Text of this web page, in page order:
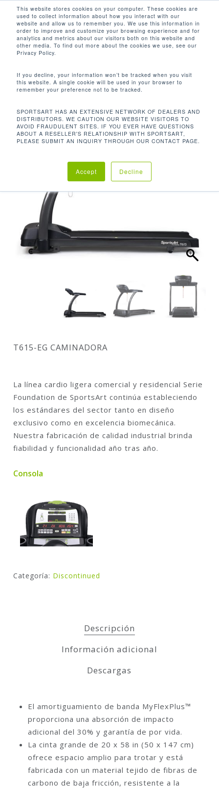
This website stores cookies on your computer. These cookies are
used to collect information about how you interact with our
website and allow us to remember you. We use this information in
order to improve and customize your browsing experience and for
analytics and metrics about our visitors both on this website and
other media. To find out more about the cookies we use, see our
Privacy Policy.
If you decline, your information won’t be tracked when you visit
this website. A single cookie will be used in your browser to
remember your preference not to be tracked.
SPORTSART HAS AN EXTENSIVE NETWORK OF DEALERS AND
DISTRIBUTORS. WE CAUTION OUR WEBSITE VISITORS TO
AVOID FRAUDULENT SITES. IF YOU EVER HAVE QUESTIONS
ABOUT A RESELLER'S RELATIONSHIP WITH SPORTSART,
PLEASE SUBMIT AN INQUIRY THROUGH OUR CONTACT PAGE.
Accept Decline
main
content
search
Inicio Discontinued
T615-EG CAMINADORA
La línea cardio ligera comercial y residencial Serie
Foundation de SportsArt continúa estableciendo
los estándares del sector tanto en diseño
exclusivo como en excelencia biomecánica.
Nuestra fabricación de calidad industrial brinda
fiabilidad y funcionalidad año tras año.
Consola
Categoría: Discontinued
Descripción
Información adicional
Descargas
El amortiguamiento de banda MyFlexPlus™
proporciona una absorción de impacto
adicional del 30% y garantía de por vida.
La cinta grande de 20 x 58 in (50 x 147 cm)
ofrece espacio amplio para trotar y está
fabricada con un material tejido de fibras de
carbono de baja fricción, resistente a la
Close
Menu